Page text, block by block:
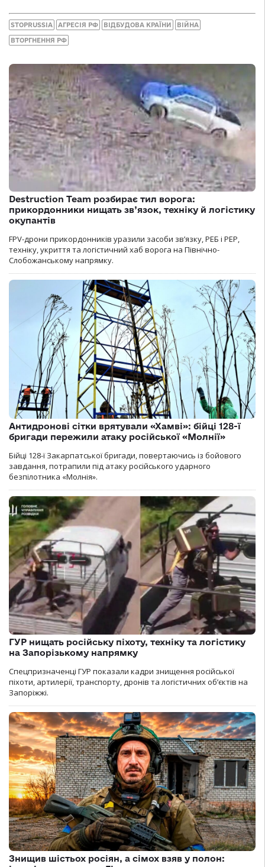
STOPRUSSIA АГРЕСІЯ РФ ВІДБУДОВА КРАЇНИ ВІЙНА
ВТОРГНЕННЯ РФ
Destruction Team розбирає тил ворога:
прикордонники нищать зв’язок, техніку й логістику
окупантів
FPV-дрони прикордонників уразили засоби зв’язку, РЕБ і РЕР,
техніку, укриття та логістичний хаб ворога на Північно-
Слобожанському напрямку.
Антидронові сітки врятували «Хамві»: бійці 128-ї
бригади пережили атаку російської «Молнії»
Бійці 128-ї Закарпатської бригади, повертаючись із бойового
завдання, потрапили під атаку російського ударного
безпілотника «Молнія».
ГУР нищать російську піхоту, техніку та логістику
на Запорізькому напрямку
Спецпризначенці ГУР показали кадри знищення російської
піхоти, артилерії, транспорту, дронів та логістичних об’єктів на
Запоріжжі.
Знищив шістьох росіян, а сімох взяв у полон: